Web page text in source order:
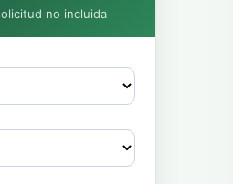
no incluida